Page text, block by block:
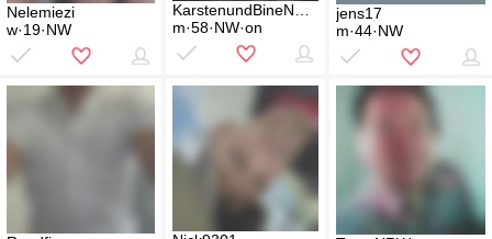
Nelemiezi
w·19·NW
KarstenundBineNRW
m·58·NW·on
jens17
m·44·NW